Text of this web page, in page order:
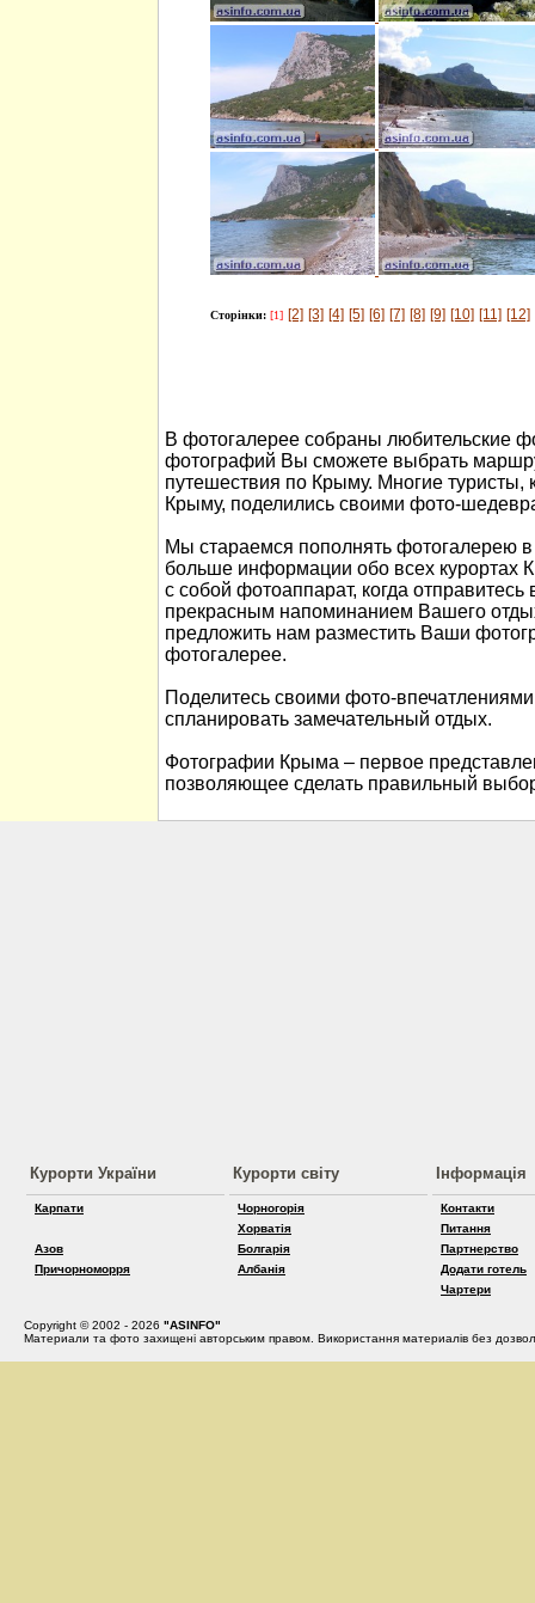
Сторінки: [1] [2] [3] [4] [5] [6] [7] [8] [9] [10] [11] [12]
В фотогалерее собраны любительские
фотографий Вы сможете выбрать
путешествия по Крыму. Многие туристы,
Крыму, поделились своими фото-
Мы стараемся пополнять фотогалерею
больше информации обо всех курортах
с собой фотоаппарат, когда
прекрасным напоминанием Вашего
предложить нам разместить Ваши
фотогалерее.
Поделитесь своими фото-
спланировать замечательный отдых.
Фотографии Крыма – первое
позволяющее сделать правильный
Курорти України
Карпати
Азов
Причорноморря
Курорти світу
Чорногорія
Хорватія
Болгарія
Албанія
Інформація
Контакти
Питання
Партнерство
Додати готель
Чартери
Copyright © 2002 - 2026 "ASINFO"
Материали та фото захищені авторським правом. Використання материалів без